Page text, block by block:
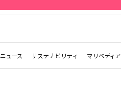
ニュース サステナビリティ マリペディア